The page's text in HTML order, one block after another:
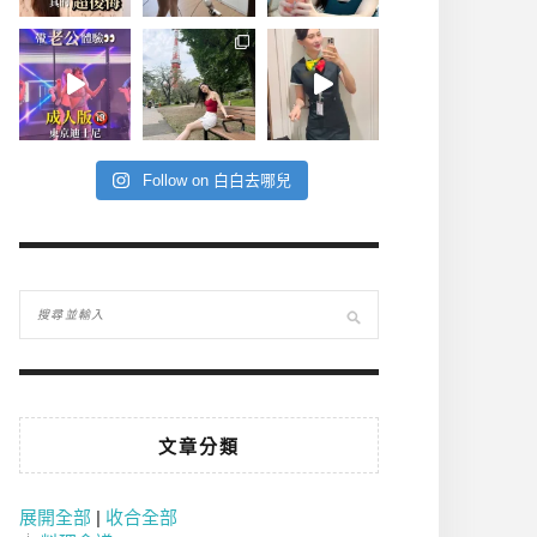
Follow on 白白去哪兒
文章分類
展開全部 | 收合全部